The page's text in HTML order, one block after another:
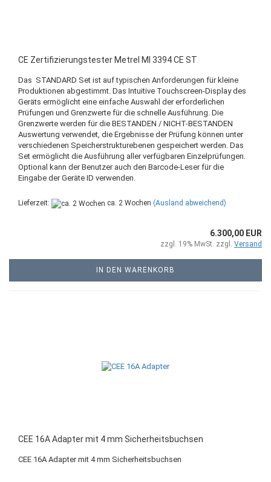
CE Zertifizierungstester Metrel MI 3394 CE ST
Das STANDARD Set ist auf typischen Anforderungen für kleine
Produktionen abgestimmt. Das Intuitive Touchscreen-Display des
Geräts ermöglicht eine einfache Auswahl der erforderlichen
Prüfungen und Grenzwerte für die schnelle Ausführung. Die
Grenzwerte werden für die BESTANDEN / NICHT-BESTANDEN
Auswertung verwendet, die Ergebnisse der Prüfung können unter
verschiedenen Speicherstrukturebenen gespeichert werden. Das
Set ermöglicht die Ausführung aller verfügbaren Einzelprüfungen.
Optional kann der Benutzer auch den Barcode-Leser für die
Eingabe der Geräte ID verwenden.
Lieferzeit: ca. 2 Wochen (Ausland abweichend)
6.300,00 EUR
zzgl. 19% MwSt. zzgl. Versand
IN DEN WARENKORB
CEE 16A Adapter mit 4 mm Sicherheitsbuchsen
CEE 16A Adapter mit 4 mm Sicherheitsbuchsen